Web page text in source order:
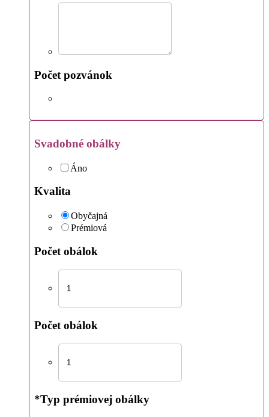
Počet pozvánok
Svadobné obálky
Áno
Kvalita
Obyčajná
Prémiová
Počet obálok
Počet obálok
*Typ prémiovej obálky